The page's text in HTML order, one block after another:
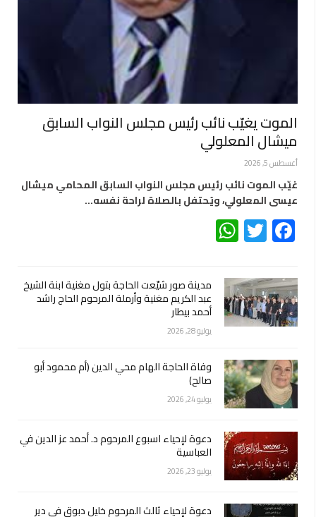
الموت يغيّب نائب رئيس مجلس النواب السابق
ميشال المعلولي
أغسطس 5, 2026
غيّب الموت نائب رئيس مجلس النواب السابق المحامي ميشال
عيسى المعلولي، ويُحتفل بالصلاة لراحة نفسه…
Facebook
Twitter
مدينة صور شيّعت الحاجة بتول مغنية ابنة الشيخ
عبد الكريم مغنية وأرملة المرحوم الحاج راشد
أحمد بيطار
يوليو 28, 2026
وفاة الحاجة الهام محي الدين (أم محمود أبو
صالح)
يوليو 24, 2026
دعوة لإحياء اسبوع المرحوم د. أحمد عز الدين في
العباسية
يوليو 23, 2026
دعوة لإحياء ثالث المرحوم خليل دبوق في دير